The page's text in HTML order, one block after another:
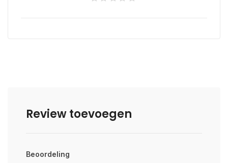
Review toevoegen
Beoordeling